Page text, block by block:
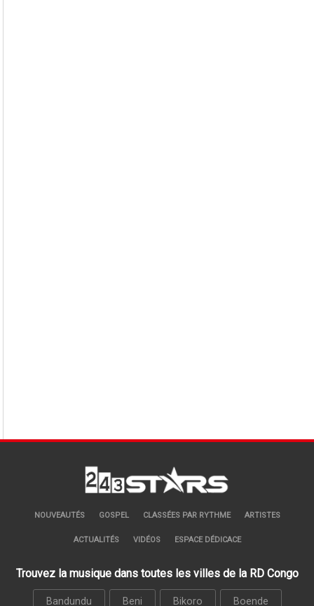
NOUVEAUTÉS GOSPEL CLASSÉES PAR RYTHME ARTISTES
ACTUALITÉS VIDÉOS ESPACE DÉDICACE
Trouvez la musique dans toutes les villes de la RD Congo
Bandundu Beni Bikoro Boende